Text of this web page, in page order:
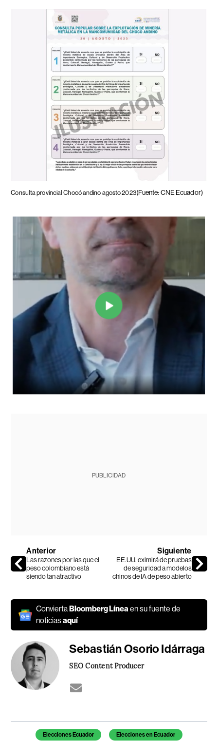
Consulta provincial Chocó andino agosto 2023(Fuente: CNE Ecuador)
PUBLICIDAD
Anterior
Las razones por las que el
peso colombiano está
siendo tan atractivo
Siguiente
EE.UU. eximirá de pruebas
de seguridad a modelos
chinos de IA de peso abierto
Convierta Bloomberg Líneaen su fuente de
noticiasaquí
Sebastián Osorio Idárraga
SEO Content Producer
Temas de este artículo
Elecciones Ecuador Elecciones en Ecuador